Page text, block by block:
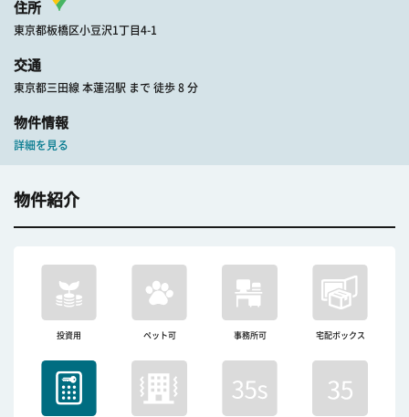
住所
東京都板橋区小豆沢1丁目4-1
交通
東京都三田線 本蓮沼駅 まで 徒歩 8 分
物件情報
詳細を見る
物件紹介
投資用 ペット可 事務所可 宅配ボックス